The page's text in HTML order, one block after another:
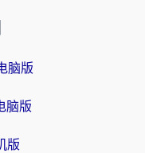
脑版
脑版
版